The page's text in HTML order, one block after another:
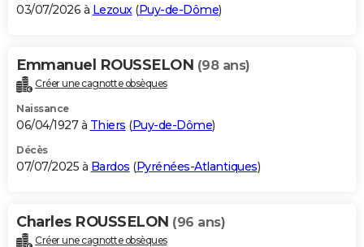
BONS PLANS
Carte de Noël
Carte Bonne année
Carte Saint-Valentin
Carte Pâques
Carte d'anniversaire
DICTIONNAIRE
Dictionnaire
Biographies
Citations
Expressions
Proverbes
PROGRAMME TV
S'inscrire
Se connecter
Lycées
Collèges
Primaires
Universités
Entreprises
Service militaire
Avis de recherche
AVIS DE DÉCÈS
Bricolage
Lifestyle
Culture
Sport
Auto
Television
Voyage
Cinema
03/07/2026 à Lezoux(Puy-de-Dôme)
Emmanuel ROUSSELON (98 ans)
Créer une cagnotte obsèques
Naissance
06/04/1927 à Thiers (Puy-de-Dôme)
Décès
07/07/2025 à Bardos (Pyrénées-Atlantiques)
Charles ROUSSELON (96 ans)
Créer une cagnotte obsèques